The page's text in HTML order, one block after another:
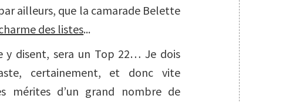
ailleurs, que la camarade Belette
des listes...
y disent, sera un Top 22… Je dois
certainement, et donc vite
mérites d’un grand nombre de